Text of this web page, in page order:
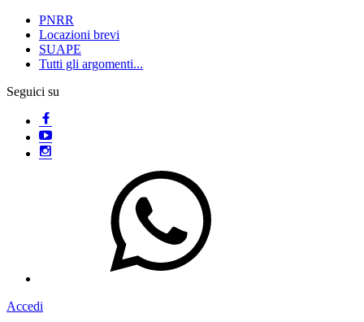
PNRR
Locazioni brevi
SUAPE
Tutti gli argomenti...
Seguici su
Accedi